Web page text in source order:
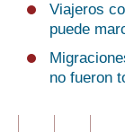
Viajeros
puede
no fueron